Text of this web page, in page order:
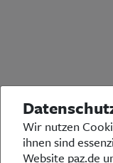
Die Preußische
in der deutschen
über das aktuelle
bezieht zu den
Wir nutzen
ihnen sind
Website paz.de